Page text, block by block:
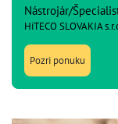
Nástrojár/
HiTECO SLOVAKIA
Pozri ponuku